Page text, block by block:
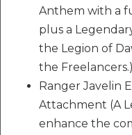
Anthem with a
plus a
the Legion of
the Freelancers.)
Ranger Javelin
Attachment (A
enhance the